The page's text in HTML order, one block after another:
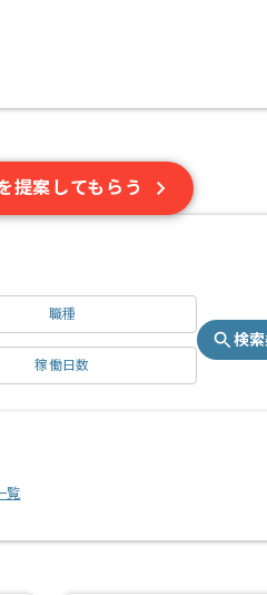
提案してもらう
職種
稼働日数
検
覧